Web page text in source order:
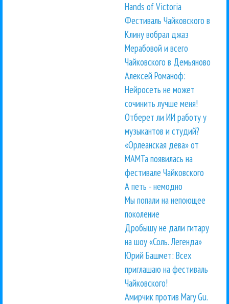
Hands of Victoria
Фестиваль Чайковского в
Клину вобрал джаз
Мерабовой и всего
Чайковского в Демьяново
Алексей Романоф:
Нейросеть не может
сочинить лучше меня!
Отберет ли ИИ работу у
музыкантов и студий?
«Орлеанская дева» от
МАМТа появилась на
фестивале Чайковского
А петь - немодно
Мы попали на непоющее
поколение
Дробышу не дали гитару
на шоу «Соль. Легенда»
Юрий Башмет: Всех
приглашаю на фестиваль
Чайковского!
Амирчик против Mary Gu.